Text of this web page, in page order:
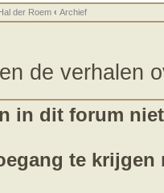
der Roem ‹ Archief
de verhalen
in dit forum
te